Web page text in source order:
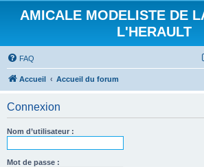
AMICALE MODELISTE DE
L'HERAULT
FAQ
Accueil Accueil du forum
Connexion
Nom d’utilisateur :
Mot de passe :